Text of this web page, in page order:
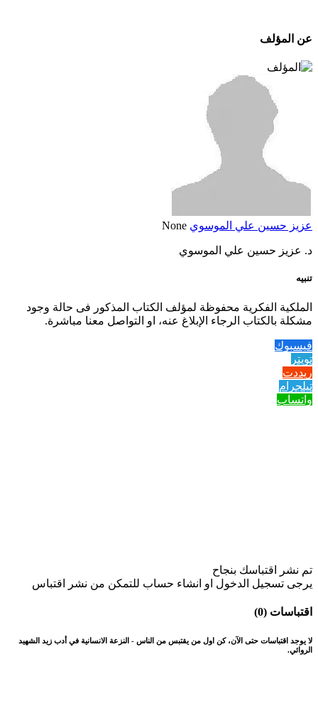
عن المؤلف
عزيز حسين علي الموسوي None
د. عزيز حسين علي الموسوي
تنبيه
الملكية الفكرية محفوظة لمؤلف الكتاب المذكور فى حالة وجود
مشكلة بالكتاب الرجاء الإبلاغ عنه، او التواصل معنا مباشرة.
فيسبوك
تويتر
ريددت
تيلجرام
واتساب
تم نشر اقتباسك بنجاح
يرجى تسجيل الدخول او انشاء حساب للتمكن من نشر اقتباس
اقتباسات (0)
لا يوجد اقتباسات حتى الآن، كن اول من يقتبس من الناس - النزعة الانسانية في أدب زيد الشهيد
الروائي.